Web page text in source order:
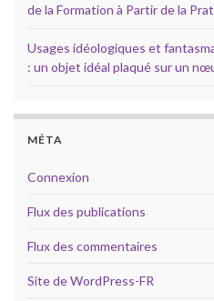
de la Formation à Partir de la
Usages idéologiques et
: un objet idéal plaqué sur un
MÉTA
Connexion
Flux des publications
Flux des commentaires
Site de WordPress-FR